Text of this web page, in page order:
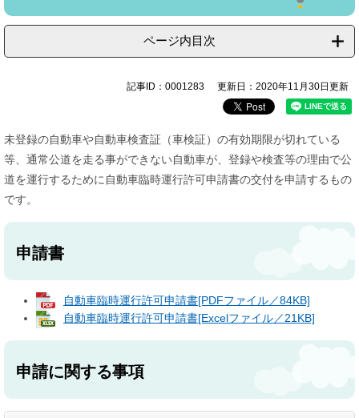
へ
ページ内目次
記事ID：0001283 更新日：2020年11月30日更新
未登録の自動車や自動車検査証（車検証）の有効期限が切れている
等、通常公道を走る事ができない自動車が、登録や検査等の理由で公
道を運行するために自動車臨時運行許可申請書の交付を申請するもの
です。
申請書
自動車臨時運行許可申請書[PDFファイル／84KB]
自動車臨時運行許可申請書[Excelファイル／21KB]
申請に関する事項